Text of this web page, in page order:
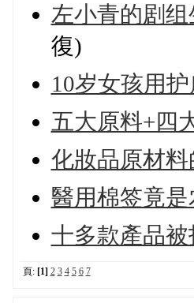
左小青的剧
復)
10岁女孩用
五大原料+四
化妝品原材
醫用棉签竟
十多款產品
頁: [1] 2 3 4 5 6 7